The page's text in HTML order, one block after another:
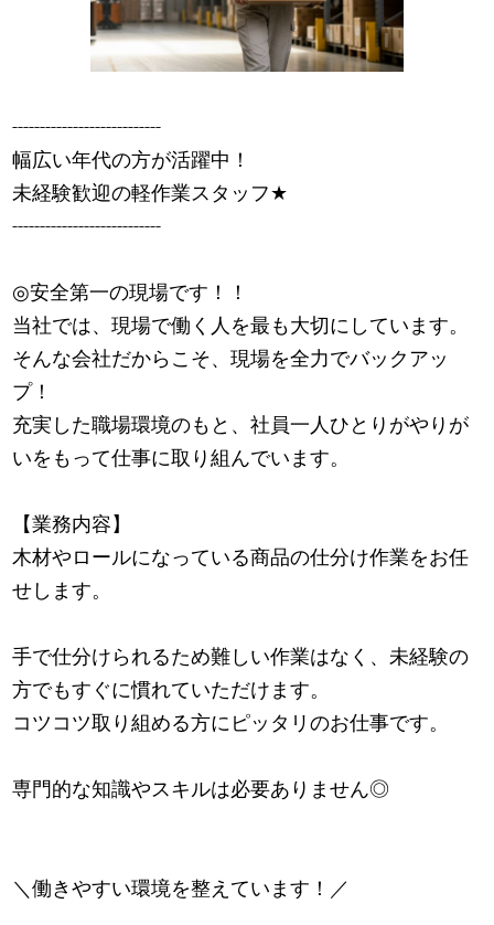
---------------------------
幅広い年代の方が活躍中！
未経験歓迎の軽作業スタッフ★
---------------------------
◎安全第一の現場です！！
当社では、現場で働く人を最も大切にしています。
そんな会社だからこそ、現場を全力でバックアッ
プ！
充実した職場環境のもと、社員一人ひとりがやりが
いをもって仕事に取り組んでいます。
【業務内容】
木材やロールになっている商品の仕分け作業をお任
せします。
手で仕分けられるため難しい作業はなく、未経験の
方でもすぐに慣れていただけます。
コツコツ取り組める方にピッタリのお仕事です。
専門的な知識やスキルは必要ありません◎
＼働きやすい環境を整えています！／